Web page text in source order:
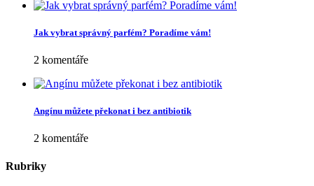
Jak vybrat správný parfém? Poradíme vám!
2 komentáře
Angínu můžete překonat i bez antibiotik
2 komentáře
Rubriky